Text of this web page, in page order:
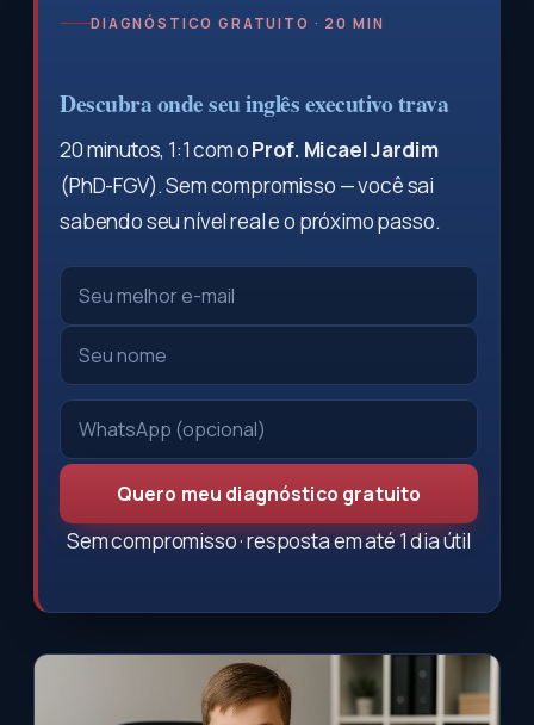
DIAGNÓSTICO GRATUITO · 20 MIN
Descubra onde seu inglês executivo trava
20 minutos, 1:1 com oProf. Micael Jardim
(PhD-FGV). Sem compromisso — você sai
sabendo seu nível real e o próximo passo.
Quero meu diagnóstico gratuito
Sem compromisso · resposta em até 1 dia útil